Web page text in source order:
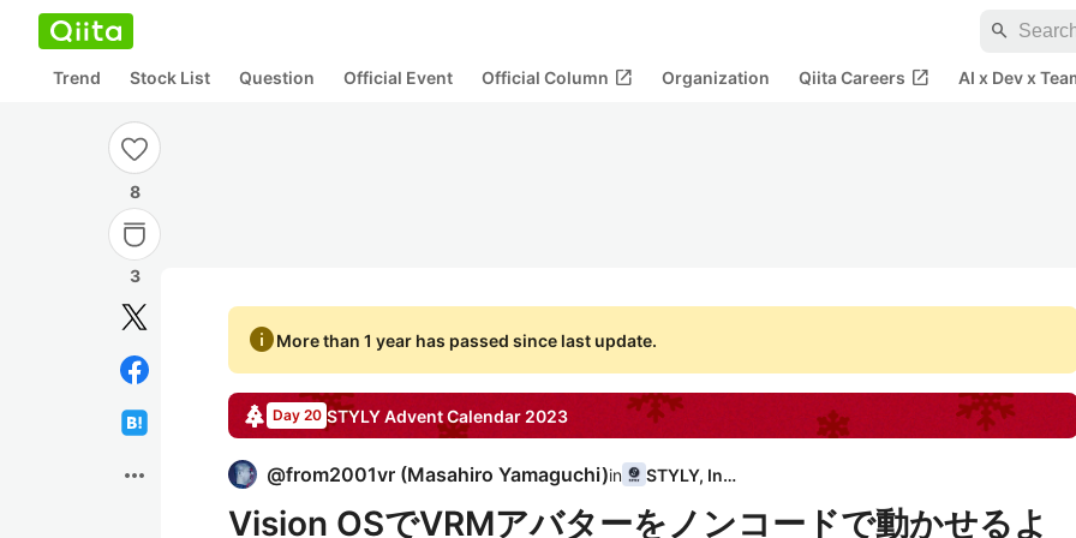
search
Trend Stock List Question Official Event Official Column open_in_new Organization Qiita Careers open_in_new AI x Dev x
8
3
more_horiz
infoMore than 1 year has passed since last update.
Day 20 STYLYAdvent Calendar 2023
@from2001vr (Masahiro Yamaguchi)in STYLY, Inc.
Vision OSでVRMアバターをノンコードで動かせるよ